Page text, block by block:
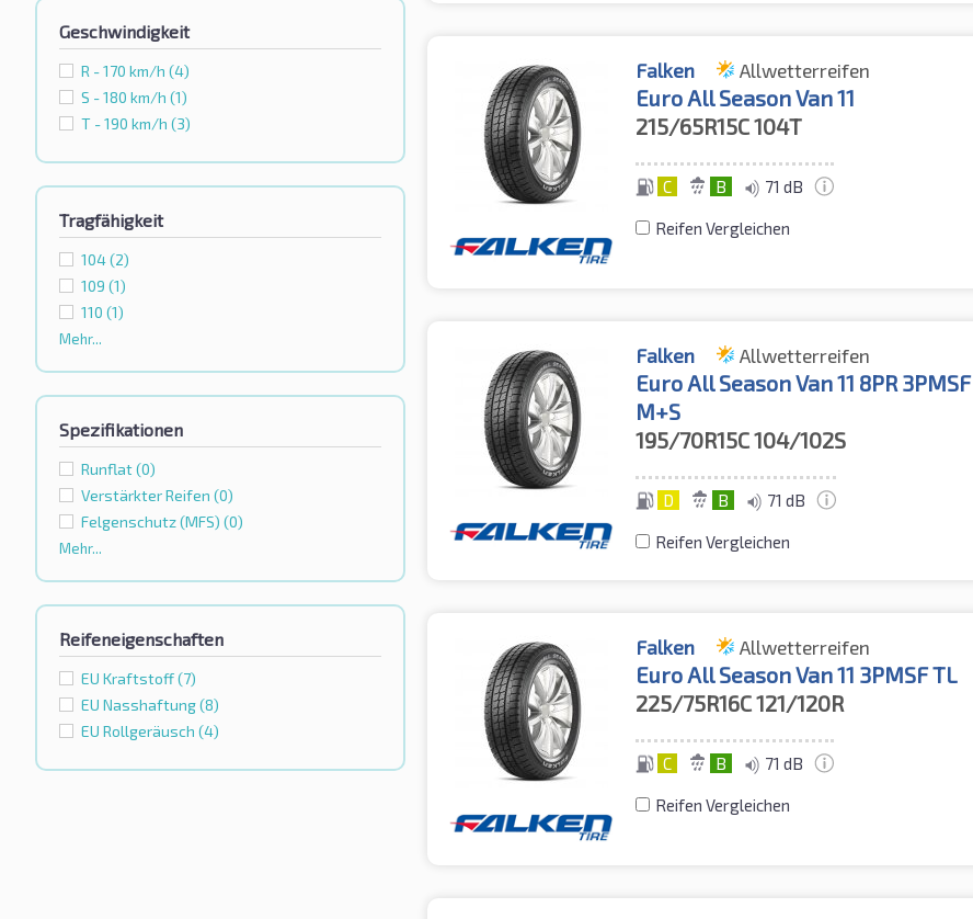
Geschwindigkeit
R - 170 km/h (4)
S - 180 km/h (1)
T - 190 km/h (3)
Tragfähigkeit
104(2)
109 (1)
110 (1)
Mehr...
Spezifikationen
Runflat(0)
Verstärkter Reifen (0)
Felgenschutz (MFS) (0)
Mehr...
Reifeneigenschaften
EU Kraftstoff(7)
EU Nasshaftung(8)
EU Rollgeräusch (4)
Falken Allwetterreifen
Euro All Season Van 11
215/65R15C104T
C B 71 dB
Reifen Vergleichen
Falken Allwetterreifen
Euro All Season Van 11 8PR 3PMSF
M+S
195/70R15C104/102S
D B 71 dB
Reifen Vergleichen
Falken Allwetterreifen
Euro All Season Van 11 3PMSF TL
225/75R16C121/120R
C B 71 dB
Reifen Vergleichen